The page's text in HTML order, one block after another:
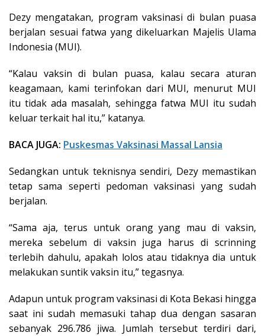
Dezy mengatakan, program vaksinasi di bulan puasa
berjalan sesuai fatwa yang dikeluarkan Majelis Ulama
Indonesia (MUI).
“Kalau vaksin di bulan puasa, kalau secara aturan
keagamaan, kami terinfokan dari MUI, menurut MUI
itu tidak ada masalah, sehingga fatwa MUI itu sudah
keluar terkait hal itu,” katanya.
BACA JUGA: Puskesmas Vaksinasi Massal Lansia
Sedangkan untuk teknisnya sendiri, Dezy memastikan
tetap sama seperti pedoman vaksinasi yang sudah
berjalan.
“Sama aja, terus untuk orang yang mau di vaksin,
mereka sebelum di vaksin juga harus di scrinning
terlebih dahulu, apakah lolos atau tidaknya dia untuk
melakukan suntik vaksin itu,” tegasnya.
Adapun untuk program vaksinasi di Kota Bekasi hingga
saat ini sudah memasuki tahap dua dengan sasaran
sebanyak 296.786 jiwa. Jumlah tersebut terdiri dari,